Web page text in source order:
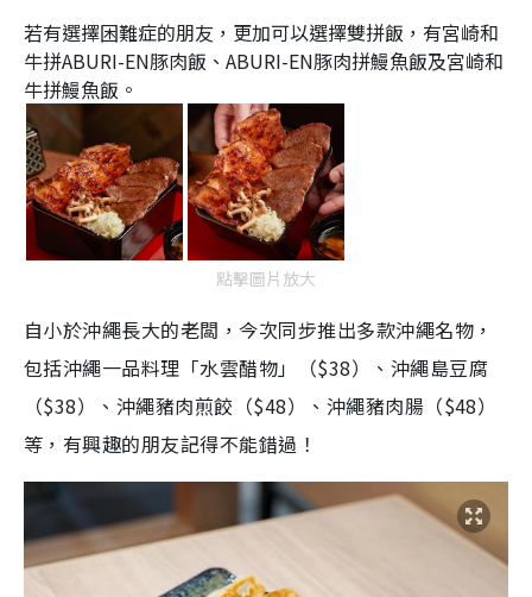
若有選擇困難症的朋友，更加可以選擇雙拼飯，有宮崎和
牛拼ABURI-EN豚肉飯、ABURI-EN豚肉拼鰻魚飯及宮崎和
牛拼鰻魚飯。
點擊圖片放大
自小於沖繩長大的老闆，今次同步推出多款沖繩名物，
包括沖繩一品料理「水雲醋物」（$38）、沖繩島豆腐
（$38）、沖繩豬肉煎餃（$48）、沖繩豬肉腸（$48）
等，有興趣的朋友記得不能錯過！